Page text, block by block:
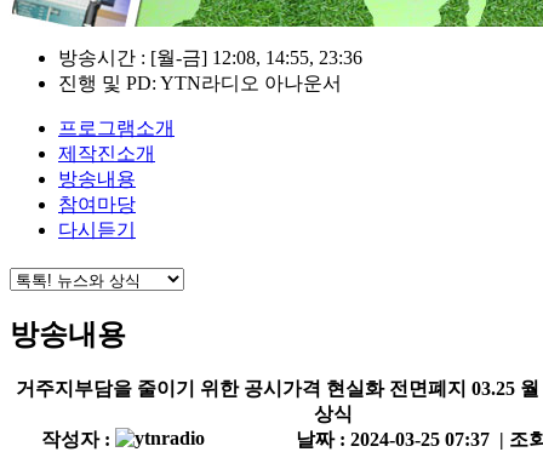
방송시간 : [월-금] 12:08, 14:55, 23:36
진행 및 PD: YTN라디오 아나운서
프로그램소개
제작진소개
방송내용
참여마당
다시듣기
방송내용
거주지부담을 줄이기 위한 공시가격 현실화 전면폐지 03.25
상식
작성자 :
날짜 : 2024-03-25 07:37 | 조